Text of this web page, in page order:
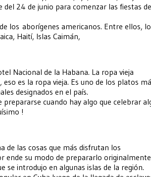
24 de junio para comenzar las fiestas de
los aborígenes americanos. Entre ellos,
Haití, Islas Caimán,
Nacional de la Habana. La ropa vieja
es la ropa vieja. Es uno de los platos
designados en el país.
prepararse cuando hay algo que celebrar
!
de las cosas que más disfrutan los
ende su modo de prepararlo
se introdujo en algunas islas de la región.